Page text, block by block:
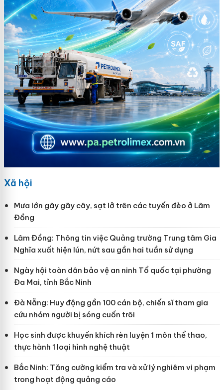
Xã hội
Mưa lớn gây gãy cây, sạt lở trên các tuyến đèo ở Lâm
Đồng
Lâm Đồng: Thông tin việc Quảng trường Trung tâm Gia
Nghĩa xuất hiện lún, nứt sau gần hai tuần sử dụng
Ngày hội toàn dân bảo vệ an ninh Tổ quốc tại phường
Đa Mai, tỉnh Bắc Ninh
Đà Nẵng: Huy động gần 100 cán bộ, chiến sĩ tham gia
cứu nhóm người bị sóng cuốn trôi
Học sinh được khuyến khích rèn luyện 1 môn thể thao,
thực hành 1 loại hình nghệ thuật
Bắc Ninh: Tăng cường kiểm tra và xử lý nghiêm vi phạm
trong hoạt động quảng cáo